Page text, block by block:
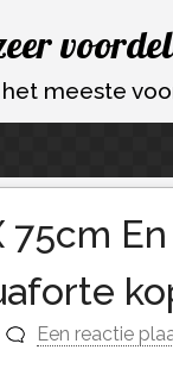
meeste
Een reactie